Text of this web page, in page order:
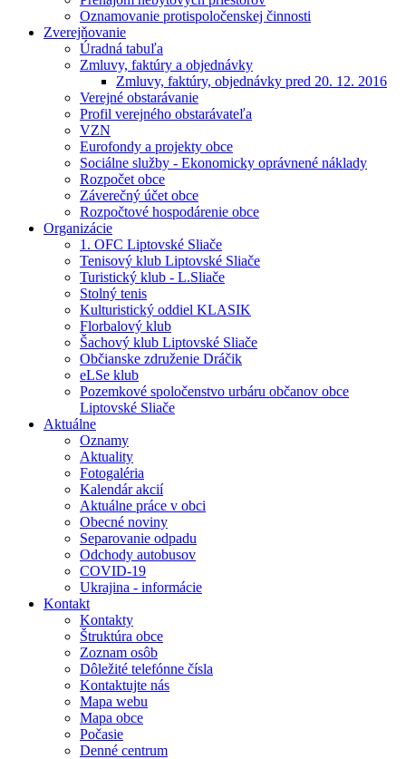
Oznamovanie protispoločenskej činnosti
Zverejňovanie
Úradná tabuľa
Zmluvy, faktúry a objednávky
Zmluvy, faktúry, objednávky pred 20. 12. 2016
Verejné obstarávanie
Profil verejného obstarávateľa
VZN
Eurofondy a projekty obce
Sociálne služby - Ekonomicky oprávnené náklady
Rozpočet obce
Záverečný účet obce
Rozpočtové hospodárenie obce
Organizácie
1. OFC Liptovské Sliače
Tenisový klub Liptovské Sliače
Turistický klub - L.Sliače
Stolný tenis
Kulturistický oddiel KLASIK
Florbalový klub
Šachový klub Liptovské Sliače
Občianske združenie Dráčik
eLSe klub
Pozemkové spoločenstvo urbáru občanov obce
Liptovské Sliače
Aktuálne
Oznamy
Aktuality
Fotogaléria
Kalendár akcií
Aktuálne práce v obci
Obecné noviny
Separovanie odpadu
Odchody autobusov
COVID-19
Ukrajina - informácie
Kontakt
Kontakty
Štruktúra obce
Zoznam osôb
Dôležité telefónne čísla
Kontaktujte nás
Mapa webu
Mapa obce
Počasie
Denné centrum